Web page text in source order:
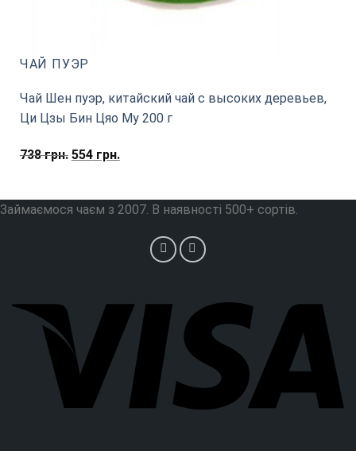
ЧАЙ ПУЭР
Чай Шен пуэр, китайский чай с высоких деревьев,
Ци Цзы Бин Цяо Му 200 г
738грн. Первоначальная
738
554грн.Текущая
грн..
Займаємося чаєм з 2007. В наявності 500+ сортів.